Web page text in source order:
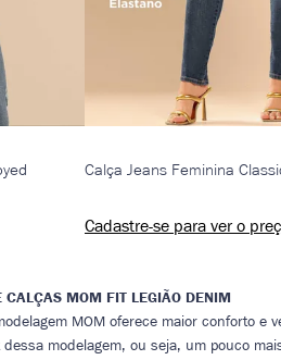
Cadastre-se para ver o
CALÇAS MOM FIT LEGIÃO DENIM
MOM oferece maior conforto e
modelagem, ou seja, um pouco